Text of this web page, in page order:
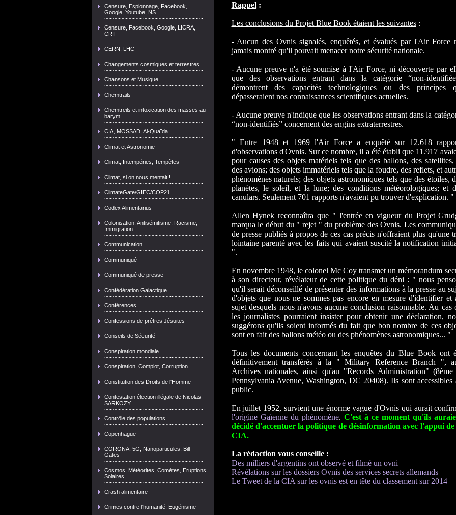
Censure, Espionnage, Facebook,
Google, Youtube, NS
Censure, Facebook, Google, LICRA,
CRIF
CERN, LHC
Changements cosmiques et terrestres
Chansons et Musique
Chemtrails
Chemtreils et intoxication des masses au
barym
CIA, MOSSAD, Al-Quaïda
Climat et Astronomie
Climat, Intempéries, Tempêtes
Climat, si on nous mentait !
ClimateGate/GIEC/COP21
Codex Alimentarius
Colonisation, Antisémitisme, Racisme,
Immigration
Communication
Communiqué
Communiqué de presse
Confédération Galactique
Conférences
Confessions de prêtres Jésuites
Conseils de Sécurité
Conspiration mondiale
Conspiration, Complot, Corruption
Constitution des Droits de l'Homme
Contestation élection illégale de Nicolas
SARKOZY
Contrôle des populations
Copenhague
CORONA, 5G, Nanoparticules, Bill
Gates
Cosmos, Météorites, Comètes, Eruptions
Solaires,
Crash alimentaire
Crimes contre l'humanité, Eugénisme
Rappel:
Les conclusions du Projet Blue Book étaient les suivantes:
- Aucun des Ovnis signalés, enquêtés, et évalués par l'Air Force
jamais montré qu'il pouvait menacer notre sécurité nationale.
- Aucune preuve n'a été soumise à l'Air Force, ni découverte par
que des observations entrant dans la catégorie “non-
démontrent des capacités technologiques ou des principes
dépasseraient nos connaissances scientifiques actuelles.
- Aucune preuve n'indique que les observations entrant dans la
“non-identifiés” concernent des engins extraterrestres.
" Entre 1948 et 1969 l'Air Force a enquêté sur 12.618
d'observations d'Ovnis. Sur ce nombre, il a été établi que 11.917
pour causes des objets matériels tels que des ballons, des
des avions; des objets immatériels tels que la foudre, des reflets, et
phénomènes naturels; des objets astronomiques tels que des étoiles,
planètes, le soleil, et la lune; des conditions météorologiques; et
canulars. Seulement 701 rapports n'avaient pu trouver d'explication. "
Allen Hynek reconnaîtra que " l'entrée en vigueur du Projet
marqua le début du " rejet " du problème des Ovnis. Les
de presse publiés à propos de ces cas précis n'offraient plus qu'une
lointaine parenté avec les faits qui avaient suscité la notification
".
En novembre 1948, le colonel Mc Coy transmet un mémorandum
à son directeur, révélateur de cette politique du déni : " nous
qu'il serait déconseillé de présenter des informations à la presse au
d'objets que nous ne sommes pas encore en mesure d'identifier et
sujet desquels nous n'avons aucune conclusion raisonnable. Au cas
les journalistes pourraient insister pour obtenir une déclaration,
suggérons qu'ils soient informés du fait que bon nombre de ces
sont en fait des ballons météo ou des phénomènes astronomiques... "
Tous les documents concernant les enquêtes du Blue Book ont
définitivement transférés à la " Military Reference Branch ",
Archives nationales, ainsi qu'au "Records Administration" (8ème
Pennsylvania Avenue, Washington, DC 20408). Ils sont accessibles
public.
En juillet 1952, survient une énorme vague d'Ovnis qui aurait
l'origine Gaïenne du phénomène. C'est à ce moment qu'ils
décidé d'accentuer la politique de désinformation avec l'appui
CIA. ​​​​
​La rédaction vous conseille:
Des milliers d'argentins ont observé et filmé un ovni
Révélations sur les dossiers Ovnis des services secrets allemands
Le Tweet de la CIA sur les ovnis est en tête du classement sur 2014